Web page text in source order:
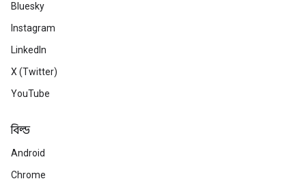
Bluesky
Instagram
LinkedIn
X (Twitter)
YouTube
বিল্ড
Android
Chrome